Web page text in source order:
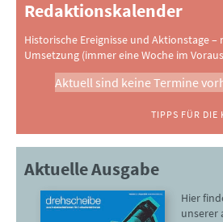
Redaktionskalender
Historische Ereignisse und Aktionstage
Umsetzung (immer eine Woche im
Aktuell sind keine Termine
TIPPS FÜR DIE
Aktuelle Ausgabe
Hier
unserer